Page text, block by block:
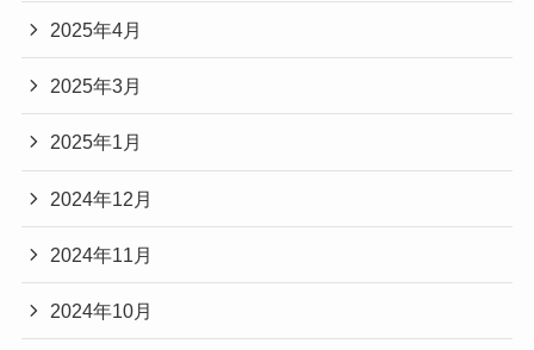
2025年4月
2025年3月
2025年1月
2024年12月
2024年11月
2024年10月